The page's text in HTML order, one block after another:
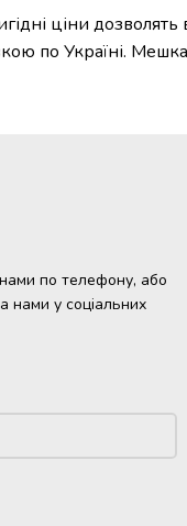
ціни
по Україні.
по телефону, або
нами у соціальних